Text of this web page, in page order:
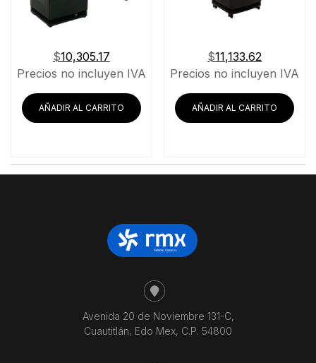
$10,305.17
Precios no incluyen IVA
AÑADIR AL CARRITO
$11,133.62
Precios no incluyen IVA
AÑADIR AL CARRITO
Avenida 20 de Noviembre 131-C,
Cuautitlán, Edo Mex, C.P. 54800